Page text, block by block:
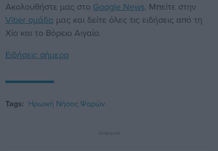
Ακολουθήστε μας στο Google News. Μπείτε στην
Viber ομάδα μας και δείτε όλες τις ειδήσεις από τη
Χίο και το Βόρειο Αιγαίο.
Ειδήσεις σήμερα
Tags: Ηρωική Νήσος Ψαρών
Διαφήμιση